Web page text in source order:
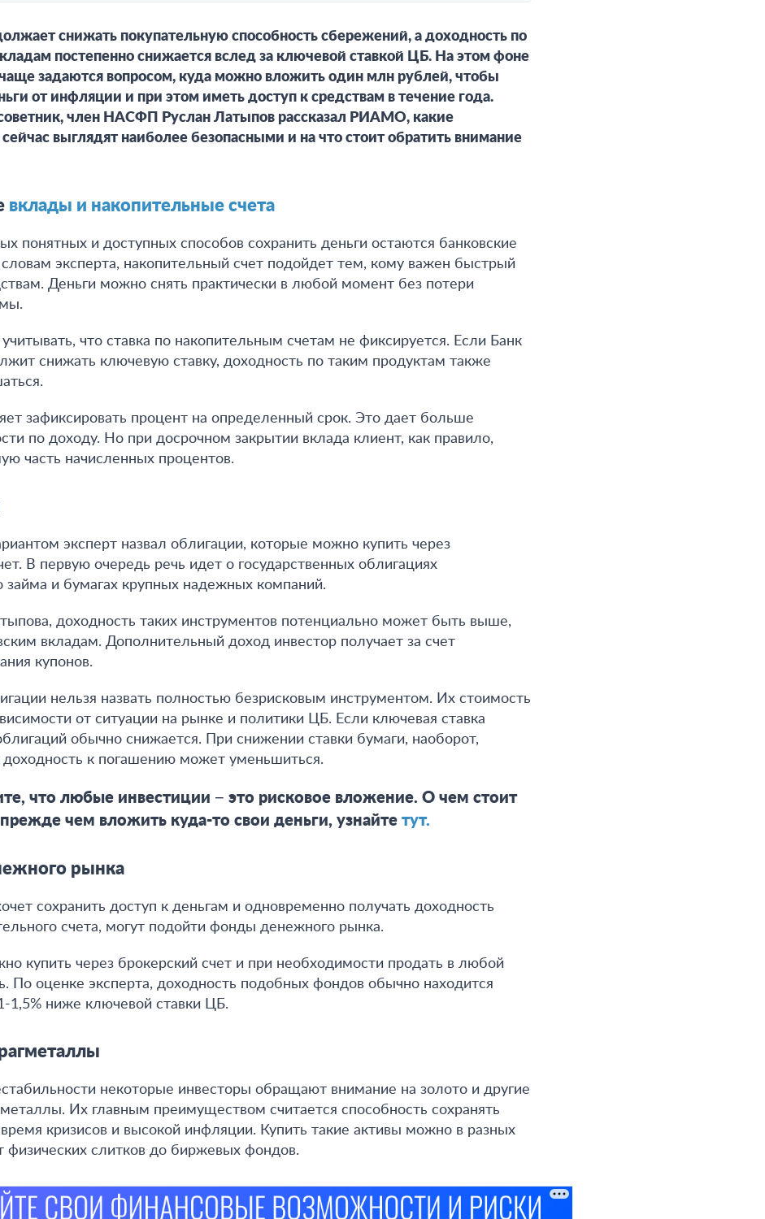
снижать покупательную способность сбережений, а доходность по
постепенно снижается вслед за ключевой ставкой ЦБ. На этом фоне
чаще задаются вопросом, куда можно вложить один млн рублей, чтобы
от инфляции и при этом иметь доступ к средствам в течение года.
член НАСФП Руслан Латыпов рассказал РИАМО, какие
выглядят наиболее безопасными и на что стоит обратить внимание
вклады и накопительные счета
понятных и доступных способов сохранить деньги остаются банковские
эксперта, накопительный счет подойдет тем, кому важен быстрый
Деньги можно снять практически в любой момент без потери
.
что ставка по накопительным счетам не фиксируется. Если Банк
снижать ключевую ставку, доходность по таким продуктам также
зафиксировать процент на определенный срок. Это дает больше
по доходу. Но при досрочном закрытии вклада клиент, как правило,
часть начисленных процентов.
эксперт назвал облигации, которые можно купить через
В первую очередь речь идет о государственных облигациях
займа и бумагах крупных надежных компаний.
доходность таких инструментов потенциально может быть выше,
вкладам. Дополнительный доход инвестор получает за счет
купонов.
нельзя назвать полностью безрисковым инструментом. Их стоимость
от ситуации на рынке и политики ЦБ. Если ключевая ставка
обычно снижается. При снижении ставки бумаги, наоборот,
к погашению может уменьшиться.
что любые инвестиции − это рисковое вложение. О чем стоит
прежде чем вложить куда-то свои деньги, узнайте тут.
рынка
сохранить доступ к деньгам и одновременно получать доходность
счета, могут подойти фонды денежного рынка.
купить через брокерский счет и при необходимости продать в любой
По оценке эксперта, доходность подобных фондов обычно находится
1,5% ниже ключевой ставки ЦБ.
некоторые инвесторы обращают внимание на золото и другие
Их главным преимуществом считается способность сохранять
кризисов и высокой инфляции. Купить такие активы можно в разных
физических слитков до биржевых фондов.